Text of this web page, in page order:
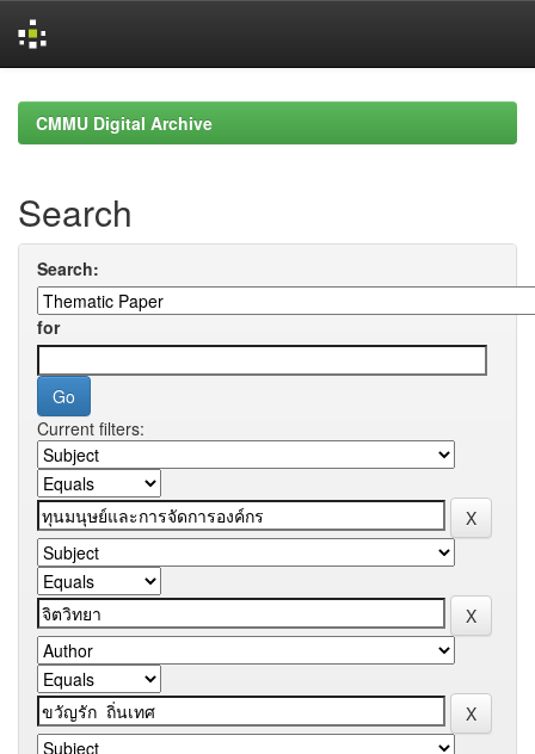
navigationCMMU Digital Archive
Search
Search:
for
Current filters: